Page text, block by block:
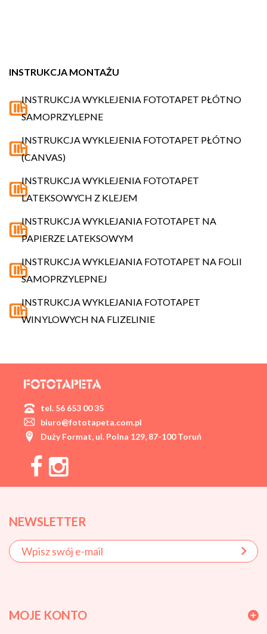
INSTRUKCJA MONTAŻU
INSTRUKCJA WYKLEJENIA FOTOTAPET PŁÓTNO
SAMOPRZYLEPNE
INSTRUKCJA WYKLEJENIA FOTOTAPET PŁÓTNO
(CANVAS)
INSTRUKCJA WYKLEJENIA FOTOTAPET
LATEKSOWYCH Z KLEJEM
INSTRUKCJA WYKLEJANIA FOTOTAPET NA
PAPIERZE LATEKSOWYM
INSTRUKCJA WYKLEJANIA FOTOTAPET NA FOLII
SAMOPRZYLEPNEJ
INSTRUKCJA WYKLEJANIA FOTOTAPET
WINYLOWYCH NA FLIZELINIE
tel. 56 653 00 35
biuro@fototapeta.com.pl
Duży Format, ul. Polna 129, 87-100 Toruń
NEWSLETTER
MOJE KONTO